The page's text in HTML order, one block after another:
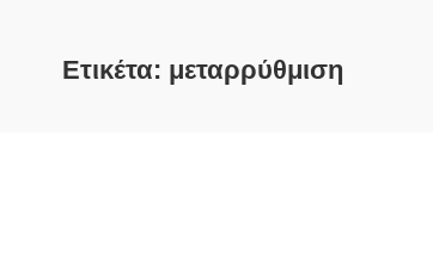
Ετικέτα: μεταρρύθμιση